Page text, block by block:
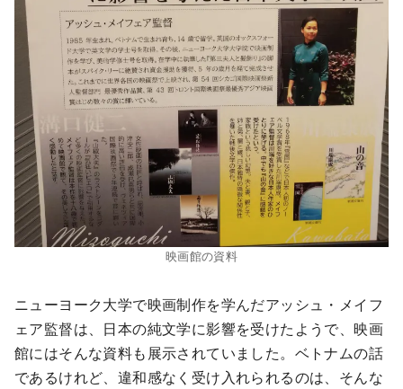
映画館の資料
ニューヨーク大学で映画制作を学んだアッシュ・メイフ
ェア監督は、日本の純文学に影響を受けたようで、映画
館にはそんな資料も展示されていました。ベトナムの話
であるけれど、違和感なく受け入れられるのは、そんな